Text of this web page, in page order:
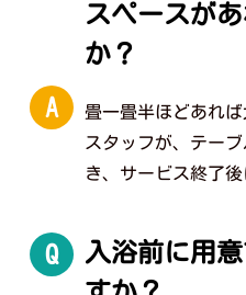
スペースが
か？
A
畳一畳半ほどあれ
スタッフが、テー
き、サービス終了後
Q 入浴前に用